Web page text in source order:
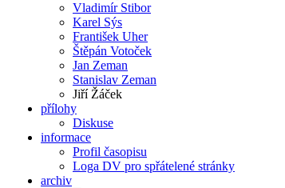
Vladimír Stibor
Karel Sýs
František Uher
Štěpán Votoček
Jan Zeman
Stanislav Zeman
Jiří Žáček
přílohy
Diskuse
informace
Profil časopisu
Loga DV pro spřátelené stránky
archiv